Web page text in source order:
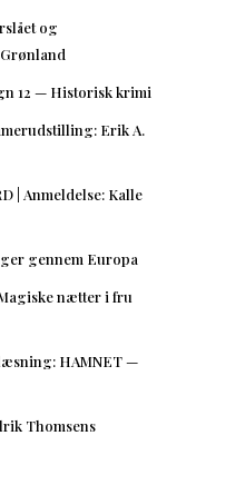
og
12 — Historisk krimi
Erik A.
| Anmeldelse: Kalle
gennem Europa
nætter i fru
HAMNET —
Thomsens